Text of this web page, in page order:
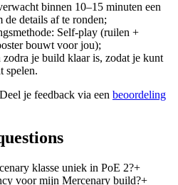
binnen 10–15 minuten een
de details af te ronden;
Self-play (ruilen +
bouwt voor jou);
je build klaar is, zodat je kunt
spelen.
je feedback via een beoordeling
klasse uniek in PoE 2?+
voor mijn Mercenary build?+